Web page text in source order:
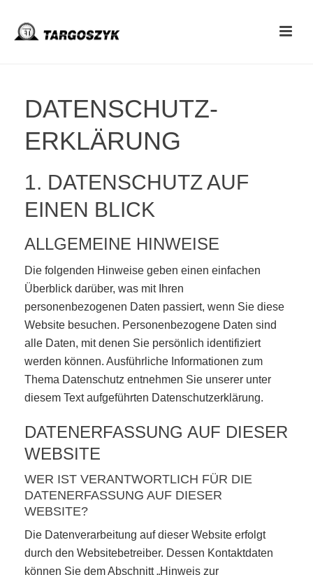
DATENSCHUTZ­
ERKLÄRUNG
1. DATENSCHUTZ AUF
EINEN BLICK
ALLGEMEINE HINWEISE
Die folgenden Hinweise geben einen einfachen
Überblick darüber, was mit Ihren
personenbezogenen Daten passiert, wenn Sie diese
Website besuchen. Personenbezogene Daten sind
alle Daten, mit denen Sie persönlich identifiziert
werden können. Ausführliche Informationen zum
Thema Datenschutz entnehmen Sie unserer unter
diesem Text aufgeführten Datenschutzerklärung.
DATENERFASSUNG AUF DIESER
WEBSITE
WER IST VERANTWORTLICH FÜR DIE
DATENERFASSUNG AUF DIESER
WEBSITE?
Die Datenverarbeitung auf dieser Website erfolgt
durch den Websitebetreiber. Dessen Kontaktdaten
können Sie dem Abschnitt „Hinweis zur